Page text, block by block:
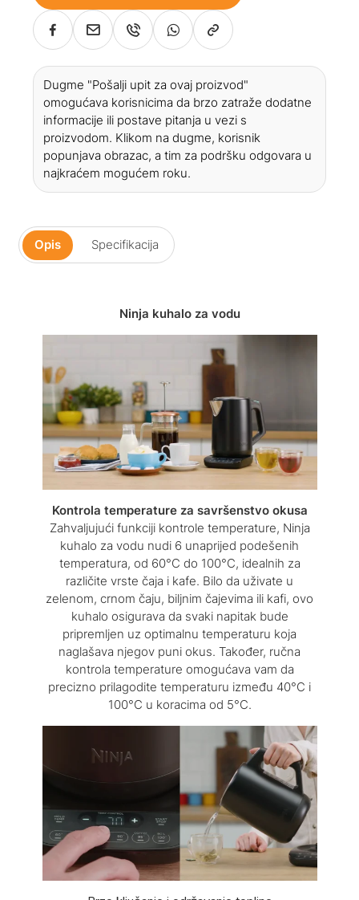
Dugme "Pošalji upit za ovaj proizvod"
omogućava korisnicima da brzo zatraže dodatne
informacije ili postave pitanja u vezi s
proizvodom. Klikom na dugme, korisnik
popunjava obrazac, a tim za podršku odgovara u
najkraćem mogućem roku.
Opis Specifikacija
Ninja kuhalo za vodu
Kontrola temperature za savršenstvo okusa
Zahvaljujući funkciji kontrole temperature, Ninja
kuhalo za vodu nudi 6 unaprijed podešenih
temperatura, od 60°C do 100°C, idealnih za
različite vrste čaja i kafe. Bilo da uživate u
zelenom, crnom čaju, biljnim čajevima ili kafi, ovo
kuhalo osigurava da svaki napitak bude
pripremljen uz optimalnu temperaturu koja
naglašava njegov puni okus. Također, ručna
kontrola temperature omogućava vam da
precizno prilagodite temperaturu između 40°C i
100°C u koracima od 5°C.